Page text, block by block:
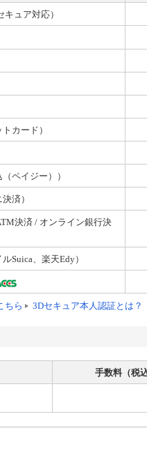
ュア対応）
カード）
ペイジー））
済）
決済 / オンライン銀行決
Suica、楽天Edy）
ちら 3Dセキュア本人認証とは？
手数料（税込